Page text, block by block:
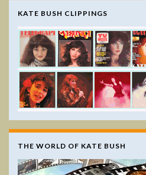
KATE BUSH CLIPPINGS
THE WORLD OF KATE BUSH